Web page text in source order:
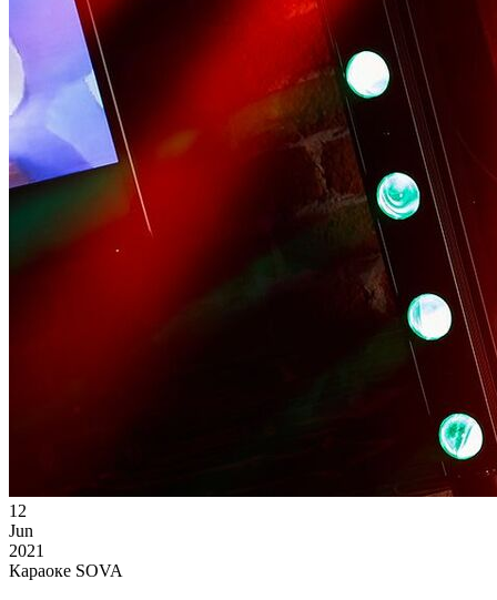
12
Jun
2021
Караоке SOVA